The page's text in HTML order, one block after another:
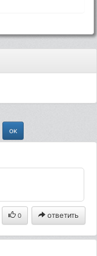
0 ответить